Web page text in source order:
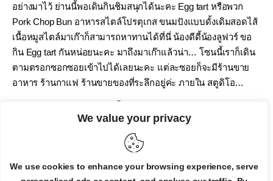
We value your privacy
We use cookies to enhance your browsing experience, serve
อย่างมาไว้ ย่านนี้พอเดินกินชิมสนุกได้นะคะ Egg tart หรือพวก
Pork Chop Bun อาหารสไตล์โปรตุเกส ขนมปังแบบดั้งเดิมสอดไส้
เนื้อหมูสไตล์มาเก๊าก็สามารถหาทานได้ที่นี่ น้องดีดี้น้องลูฟวร์ ขอ
กิน Egg tart กันหน่อยนะคะ มาถึงมาเก๊าแล้วน่า… โซนนี้เราก็เดิน
ตามตรอกซอกซอยเข้าไปได้เลยนะคะ แต่ละซอยก็จะมีร้านขาย
อาหาร ร้านกาแฟ ร้านขายของที่ระลึกอยู่ค่ะ ภายใน สตูดิโอ…